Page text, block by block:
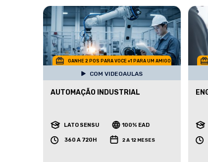
GANHE 2 POS PARA VOCE +1 PARA UM AMIGO
COM VIDEOAULAS
AUTOMAÇÃO INDUSTRIAL
LATO SENSU 100% EAD
360 A 720H 2 A 12 MESES